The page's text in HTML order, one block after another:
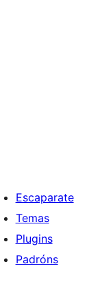
Escaparate
Temas
Plugins
Padróns